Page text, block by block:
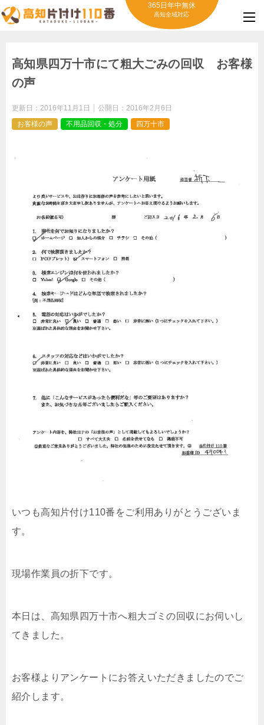
365日年中無休
高知全域対応
高知県四万十市にて粗大ごみの回収 お客様
の声
更新日： 2016年11月1日 公開日： 2016年2月6日
お客様の声
不用品回収・処分 四万十市
いつも高知片付け110番をご利用ありがとうございま
す。
現場作業員の折下です。
本日は、高知県四万十市へ粗大ゴミの回収にお伺いし
てきました。
お客様よりアンケートにお答えいただきましたのでご
紹介します。